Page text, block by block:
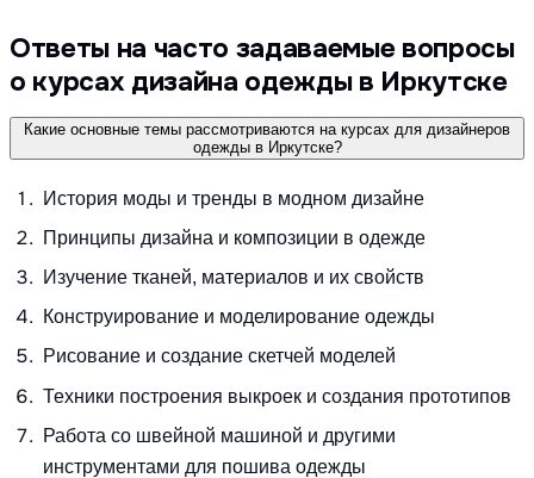
Ответы на часто задаваемые вопросы
о курсах дизайна одежды в Иркутске
Какие основные темы рассмотриваются на курсах для дизайнеров
одежды в Иркутске?
История моды и тренды в модном дизайне
Принципы дизайна и композиции в одежде
Изучение тканей, материалов и их свойств
Конструирование и моделирование одежды
Рисование и создание скетчей моделей
Техники построения выкроек и создания прототипов
Работа со швейной машиной и другими
инструментами для пошива одежды